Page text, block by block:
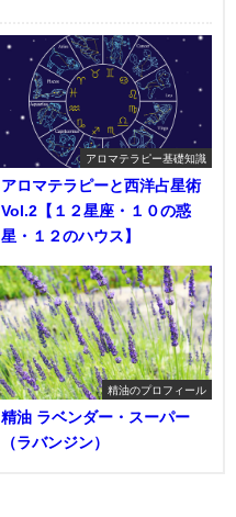
アロマテラピー基礎知識
アロマテラピーと西洋占星術
Vol.2【１２星座・１０の惑
星・１２のハウス】
精油のプロフィール
精油 ラベンダー・スーパー
（ラバンジン）